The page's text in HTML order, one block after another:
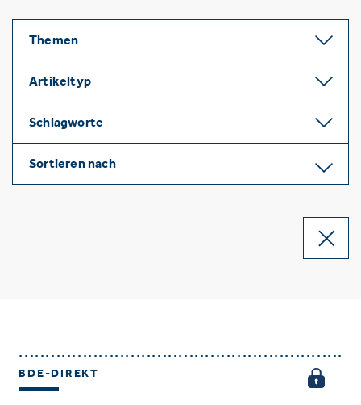
Themen
Artikeltyp
Schlagworte
Sortieren nach
BDE-DIREKT